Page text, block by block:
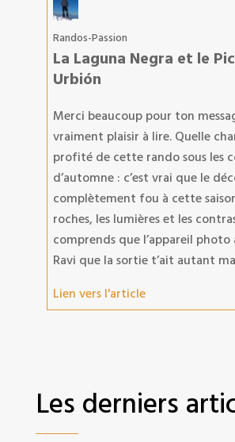
Randos-Passion
La Laguna Negra et le
Urbión
Merci beaucoup pour ton
vraiment plaisir à lire. Quelle
profité de cette rando sous les
d’automne : c’est vrai que le
complètement fou à cette
roches, les lumières et les
comprends que l’appareil
Ravi que la sortie t’ait autant
Lien vers l'article
Les derniers